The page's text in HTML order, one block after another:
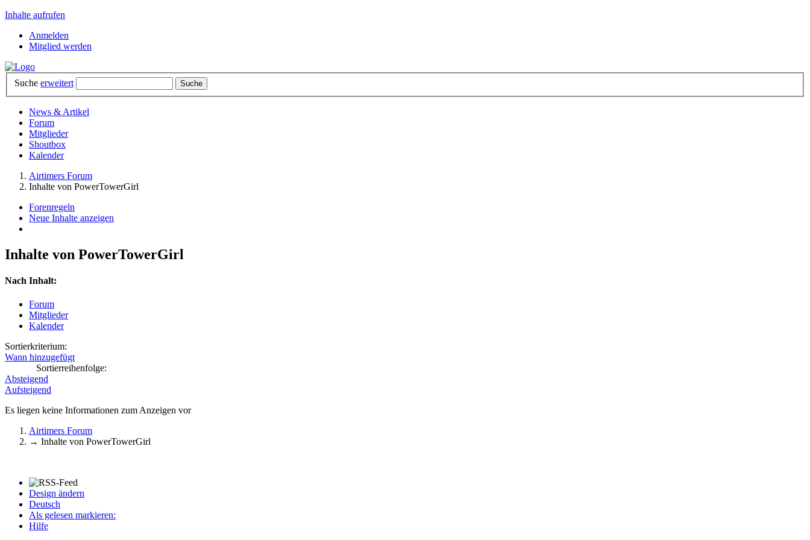
Inhalte aufrufen
Anmelden
Mitglied werden
Suche erweitert
News & Artikel
Forum
Mitglieder
Shoutbox
Kalender
Airtimers Forum
Inhalte von PowerTowerGirl
Forenregeln
Neue Inhalte anzeigen
Inhalte von PowerTowerGirl
Nach Inhalt:
Forum
Mitglieder
Kalender
Sortierkriterium:
Wann hinzugefügt
Sortierreihenfolge:
Absteigend
Aufsteigend
Es liegen keine Informationen zum Anzeigen vor
Airtimers Forum
→ Inhalte von PowerTowerGirl
Design ändern
Deutsch
Als gelesen markieren:
Hilfe